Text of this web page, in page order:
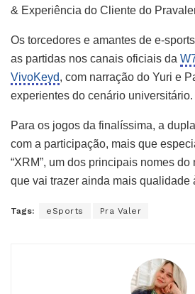
& Experiência do Cliente do
Os torcedores e amantes de e-
as partidas nos canais oficiais da
VivoKeyd, com narração do Yuri e
experientes do cenário universitário.
Para os jogos da finalíssima, a
com a participação, mais que
“XRM”, um dos principais nomes do
que vai trazer ainda mais qualidade
Tags: eSports Pra Valer